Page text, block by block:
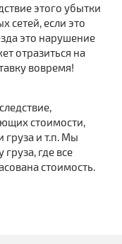
этого убытки
сетей, если это
это нарушение
отразиться на
вовремя!
стоимости,
груза и т.п. Мы
где все
стоимость.